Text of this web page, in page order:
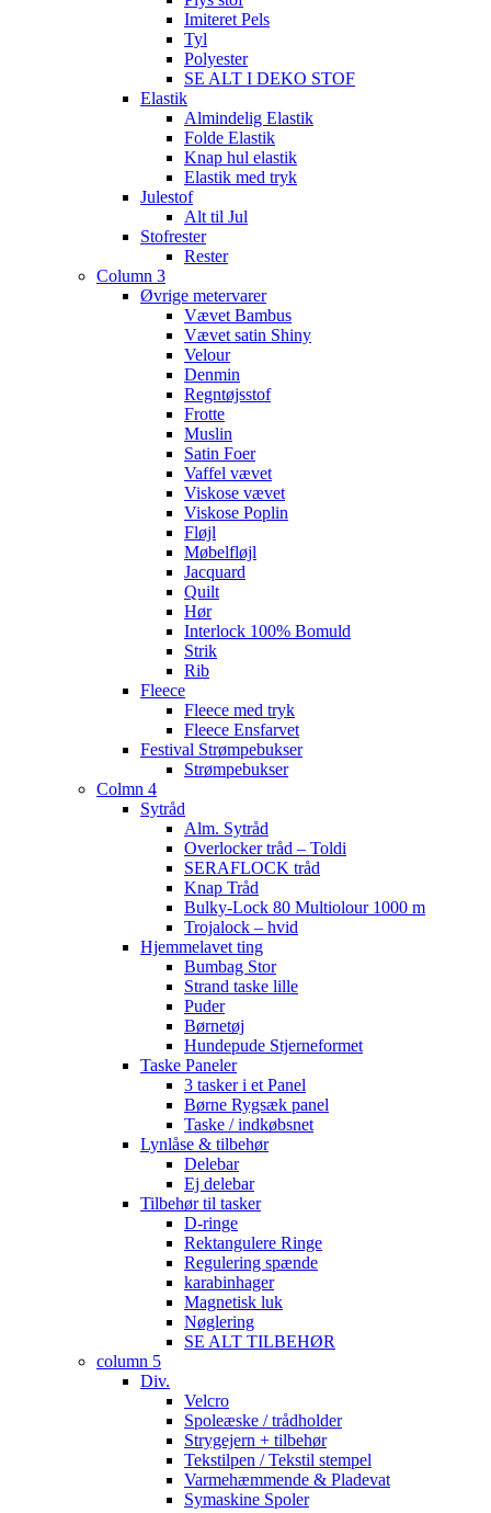
Imiteret Pels
Tyl
Polyester
SE ALT I DEKO STOF
Elastik
Almindelig Elastik
Folde Elastik
Knap hul elastik
Elastik med tryk
Julestof
Alt til Jul
Stofrester
Rester
Column 3
Øvrige metervarer
Vævet Bambus
Vævet satin Shiny
Velour
Denmin
Regntøjsstof
Frotte
Muslin
Satin Foer
Vaffel vævet
Viskose vævet
Viskose Poplin
Fløjl
Møbelfløjl
Jacquard
Quilt
Hør
Interlock 100% Bomuld
Strik
Rib
Fleece
Fleece med tryk
Fleece Ensfarvet
Festival Strømpebukser
Strømpebukser
Colmn 4
Sytråd
Alm. Sytråd
Overlocker tråd – Toldi
SERAFLOCK tråd
Knap Tråd
Bulky-Lock 80 Multiolour 1000 m
Trojalock – hvid
Hjemmelavet ting
Bumbag Stor
Strand taske lille
Puder
Børnetøj
Hundepude Stjerneformet
Taske Paneler
3 tasker i et Panel
Børne Rygsæk panel
Taske / indkøbsnet
Lynlåse & tilbehør
Delebar
Ej delebar
Tilbehør til tasker
D-ringe
Rektangulere Ringe
Regulering spænde
karabinhager
Magnetisk luk
Nøglering
SE ALT TILBEHØR
column 5
Div.
Velcro
Spoleæske / trådholder
Strygejern + tilbehør
Tekstilpen / Tekstil stempel
Varmehæmmende & Pladevat
Symaskine Spoler